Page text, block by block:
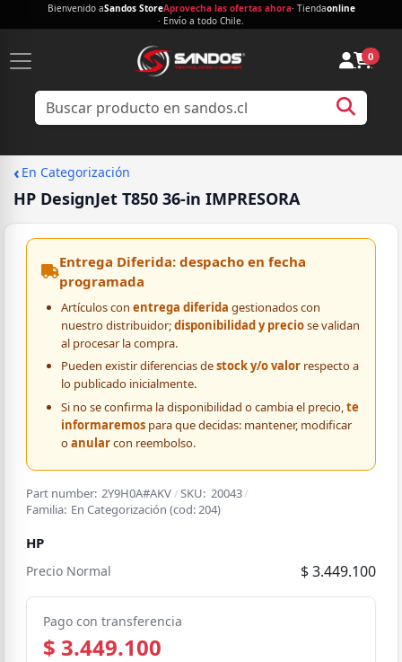
Bienvenido aSandos StoreAprovecha las ofertas ahora· Tiendaonline
· Envío a todo Chile.
0
‹ En Categorización
HP DesignJet T850 36-in IMPRESORA
Entrega Diferida: despacho en fecha
programada
Artículos con entrega diferida gestionados con
nuestro distribuidor;disponibilidad y preciose validan
al procesar la compra.
Pueden existir diferencias destock y/o valorrespecto a
lo publicado inicialmente.
Si no se confirma la disponibilidad o cambia el precio,te
informaremospara que decidas: mantener, modificar
oanularcon reembolso.
Part number: 2Y9H0A#AKV /SKU: 20043/
Familia: En Categorización (cod: 204)
HP
Precio Normal $ 3.449.100
Pago con transferencia
$ 3.449.100